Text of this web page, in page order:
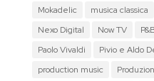
Mokadelic
musica classica
Nexo Digital
Now TV
Paolo Vivaldi
Pivio e Aldo
production music